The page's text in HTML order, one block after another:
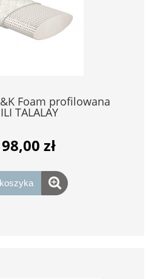
Foam profilowana
TALALAY
zł